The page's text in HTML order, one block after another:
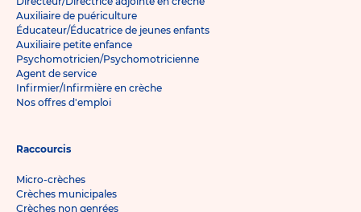
Auxiliaire de puériculture
Éducateur/Éducatrice de jeunes enfants
Auxiliaire petite enfance
Psychomotricien/Psychomotricienne
Agent de service
Infirmier/Infirmière en crèche
Nos offres d'emploi
Raccourcis
Micro-crèches
Crèches municipales
Crèches non genrées